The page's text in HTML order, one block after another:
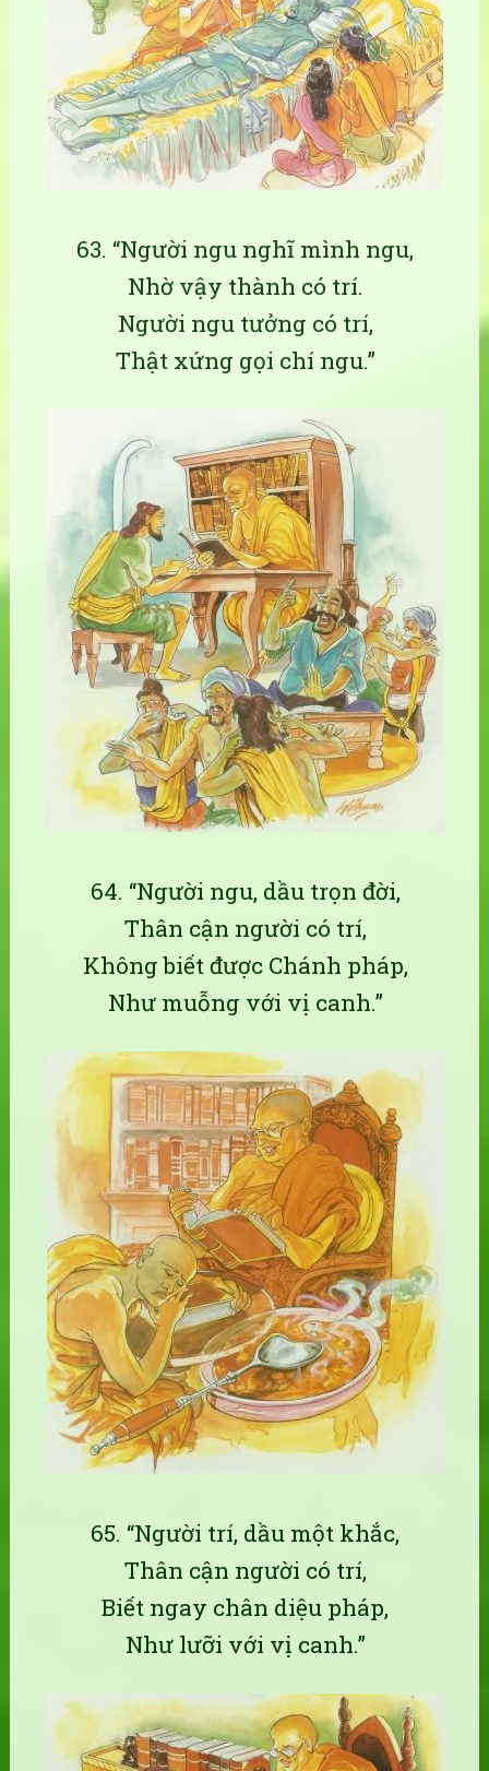
63. “Người ngu nghĩ mình ngu,
Nhờ vậy thành có trí.
Người ngu tưởng có trí,
Thật xứng gọi chí ngu.”
64. “Người ngu, dầu trọn đời,
Thân cận người có trí,
Không biết được Chánh pháp,
Như muỗng với vị canh.”
65. “Người trí, dầu một khắc,
Thân cận người có trí,
Biết ngay chân diệu pháp,
Như lưỡi với vị canh.”